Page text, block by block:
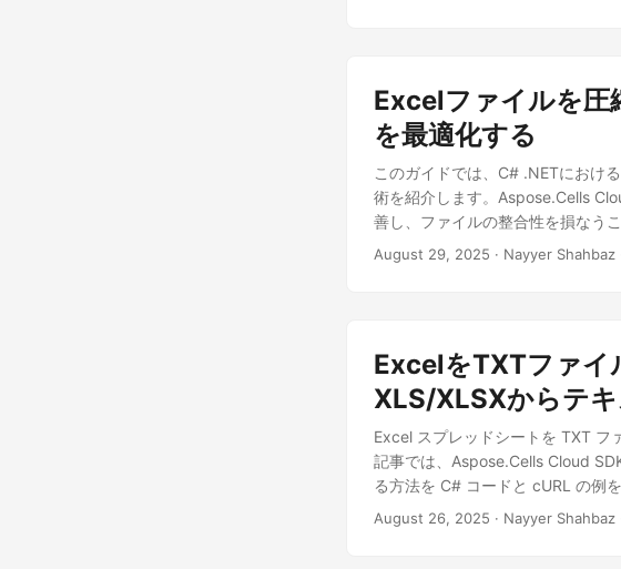
Excelファイルを圧
を最適化する
このガイドでは、C# .NETにおけ
術を紹介します。Aspose.Cells
善し、ファイルの整合性を損なう
August 29, 2025 · Nayyer Shahbaz
ExcelをTXTファイ
XLS/XLSXからテ
Excel スプレッドシートを TXT フ
記事では、Aspose.Cells Cloud
る方法を C# コードと cURL の例
August 26, 2025 · Nayyer Shahbaz